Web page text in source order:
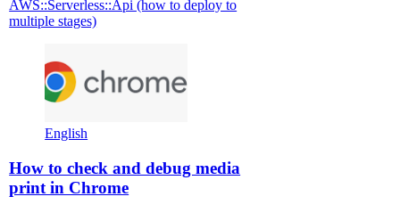
AWS::Serverless::Api (how to deploy to
multiple stages)
English
How to check and debug media
print in Chrome